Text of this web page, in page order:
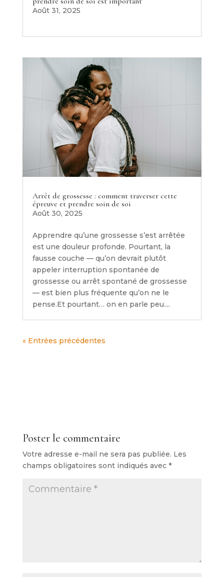
Août 31, 2025
Arrêt de grossesse : comment traverser cette
épreuve et prendre soin de soi
Août 30, 2025
Apprendre qu’une grossesse s’est arrêtée
est une douleur profonde. Pourtant, la
fausse couche — qu’on devrait plutôt
appeler interruption spontanée de
grossesse ou arrêt spontané de grossesse
— est bien plus fréquente qu’on ne le
pense.Et pourtant… on en parle peu....
« Entrées précédentes
Poster le commentaire
Votre adresse e-mail ne sera pas publiée. Les
champs obligatoires sont indiqués avec *